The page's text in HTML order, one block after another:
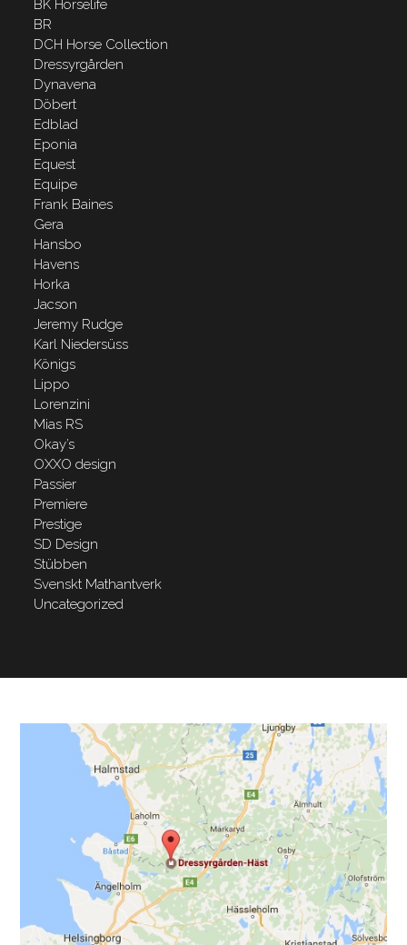
BK Horselife
BR
DCH Horse Collection
Dressyrgården
Dynavena
Döbert
Edblad
Eponia
Equest
Equipe
Frank Baines
Gera
Hansbo
Havens
Horka
Jacson
Jeremy Rudge
Karl Niedersüss
Königs
Lippo
Lorenzini
Mias RS
Okay’s
OXXO design
Passier
Premiere
Prestige
SD Design
Stübben
Svenskt Mathantverk
Uncategorized